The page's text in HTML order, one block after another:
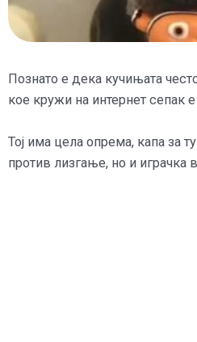
Познато е дека кучињата
кое кружи на интернет сепак
Тој има цела опрема, капа за
против лизгање, но и играчка